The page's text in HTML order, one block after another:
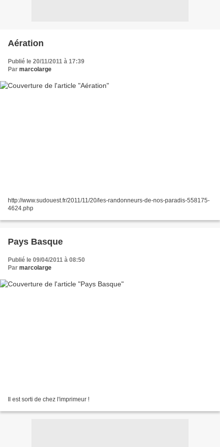
Aération
Publié le 20/11/2011 à 17:39
Par marcolarge
http://www.sudouest.fr/2011/11/20/les-randonneurs-de-nos-paradis-558175-
4624.php
Pays Basque
Publié le 09/04/2011 à 08:50
Par marcolarge
Il est sorti de chez l'imprimeur !